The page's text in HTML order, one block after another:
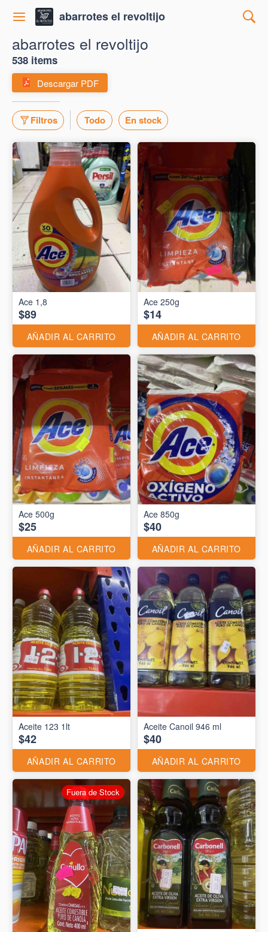
abarrotes el revoltijo
abarrotes el revoltijo
538 items
Descargar PDF
Filtros Todo En stock
Ace 1,8
$89
AÑADIR AL CARRITO
Ace 250g
$14
AÑADIR AL CARRITO
Ace 500g
$25
AÑADIR AL CARRITO
Ace 850g
$40
AÑADIR AL CARRITO
Aceite 123 1lt
$42
AÑADIR AL CARRITO
Aceite Canoil 946 ml
$40
AÑADIR AL CARRITO
Fuera de Stock